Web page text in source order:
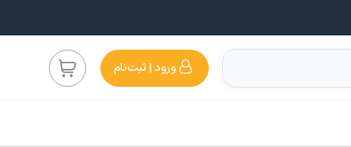
ورود | ثبت‌نام